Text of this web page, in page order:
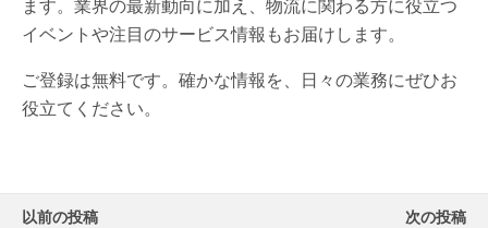
イベントや注目のサービス情報もお届けします。
ご登録は無料です。確かな情報を、日々の業務にぜひお
役立てください。
以前の投稿 次の投稿